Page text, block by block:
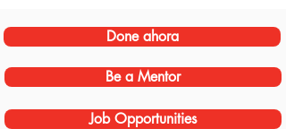
Done ahora
Be a Mentor
Job Opportunities